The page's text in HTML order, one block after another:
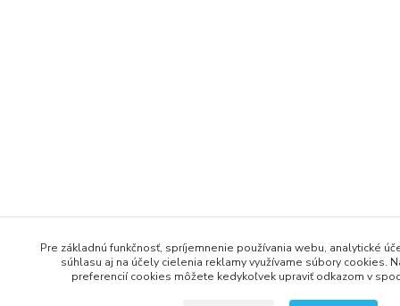
Pre základnú funkčnosť, spríjemnenie používania webu, analytické
súhlasu aj na účely cielenia reklamy využívame súbory cookies.
preferencií cookies môžete kedykoľvek upraviť odkazom v